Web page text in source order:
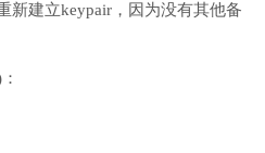
新建立keypair，因为没有其他备